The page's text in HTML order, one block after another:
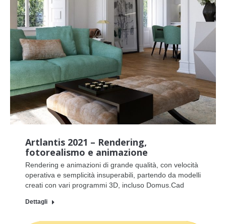
Artlantis 2021 – Rendering,
fotorealismo e animazione
Rendering e animazioni di grande qualità, con velocità
operativa e semplicità insuperabili, partendo da modelli
creati con vari programmi 3D, incluso Domus.Cad
Dettagli